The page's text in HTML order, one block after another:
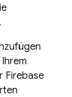
Firebase